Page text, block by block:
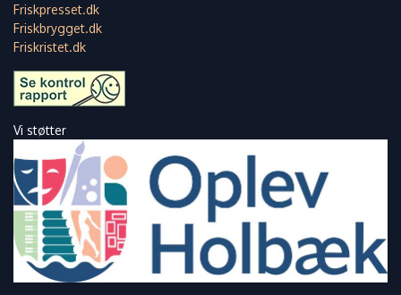
Friskpresset.dk
Friskbrygget.dk
Friskristet.dk
Vi støtter